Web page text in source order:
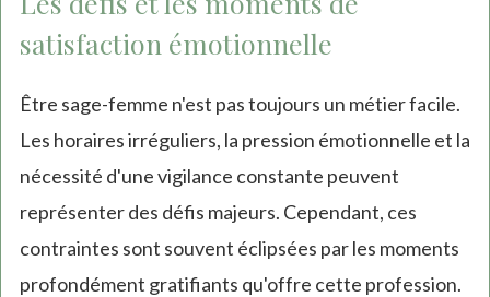
satisfaction émotionnelle
Être sage-femme n'est pas toujours un métier facile.
Les horaires irréguliers, la pression émotionnelle et la
nécessité d'une vigilance constante peuvent
représenter des défis majeurs. Cependant, ces
contraintes sont souvent éclipsées par les moments
profondément gratifiants qu'offre cette profession.